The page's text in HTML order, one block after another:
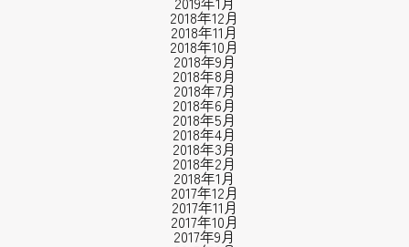
2018年12月
2018年11月
2018年10月
2018年9月
2018年8月
2018年7月
2018年6月
2018年5月
2018年4月
2018年3月
2018年2月
2018年1月
2017年12月
2017年11月
2017年10月
2017年9月